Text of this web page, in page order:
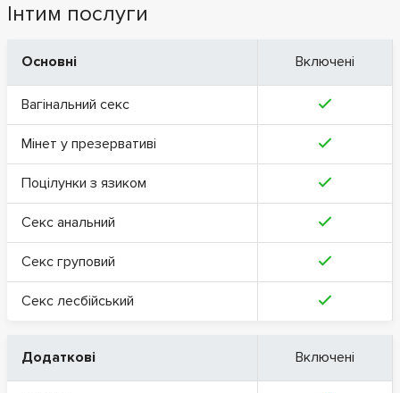
Інтим послуги
Основні Включені
Вагінальний секс
Мінет у презервативі
Поцілунки з язиком
Секс анальний
Секс груповий
Секс лесбійський
Додаткові Включені